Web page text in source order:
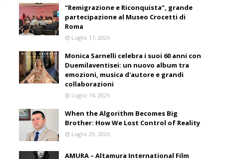
“Remigrazione e Riconquista”, grande
partecipazione al Museo Crocetti di
Roma
Luglio 17, 2026
Monica Sarnelli celebra i suoi 60 anni con
Duemilaventisei: un nuovo album tra
emozioni, musica d'autore e grandi
collaborazioni
Luglio 14, 2026
When the Algorithm Becomes Big
Brother: How We Lost Control of Reality
Luglio 29, 2026
AMURA – Altamura International Film